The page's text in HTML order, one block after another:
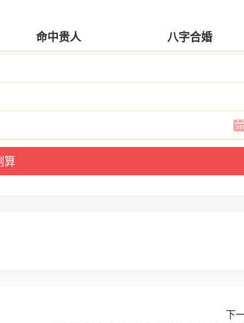
命中贵人 八字合婚
下